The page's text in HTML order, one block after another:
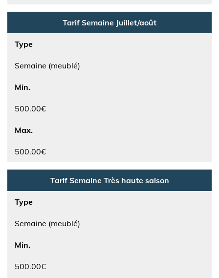
Tarif Semaine Juillet/août
Type
Semaine (meublé)
Min.
500.00€
Max.
500.00€
Tarif Semaine Très haute saison
Type
Semaine (meublé)
Min.
500.00€